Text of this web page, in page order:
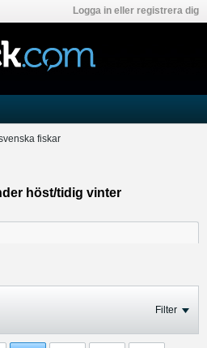
Logga in eller registrera dig
fiskar
höst/tidig vinter
Filter